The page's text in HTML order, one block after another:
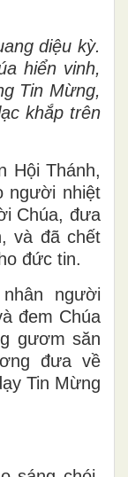
diệu kỳ.
hiển vinh,
Tin Mừng,
khắp trên
Hội Thánh,
người nhiệt
Chúa, đưa
và đã chết
đức tin.
người
đem Chúa
gươm săn
đưa về
Tin Mừng